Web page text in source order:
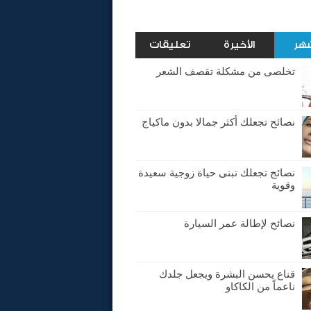
الأخيرة تعليقات
تخلصى من مشكلة تقصف الشعر
نصائح تجعلك أكثر جمالا بدون ماكياج
نصائج تجعلك تبنى حياة زوجية سعيدة
وقوية
نصائح لإطالة عمر السيارة
قناع يحسن البشرة ويجعل جلدك
ناعماً من الكاكاو